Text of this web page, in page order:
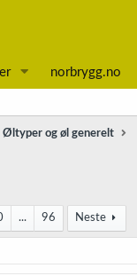
norbrygg.no
Øltyper og øl generelt
... 96 Neste